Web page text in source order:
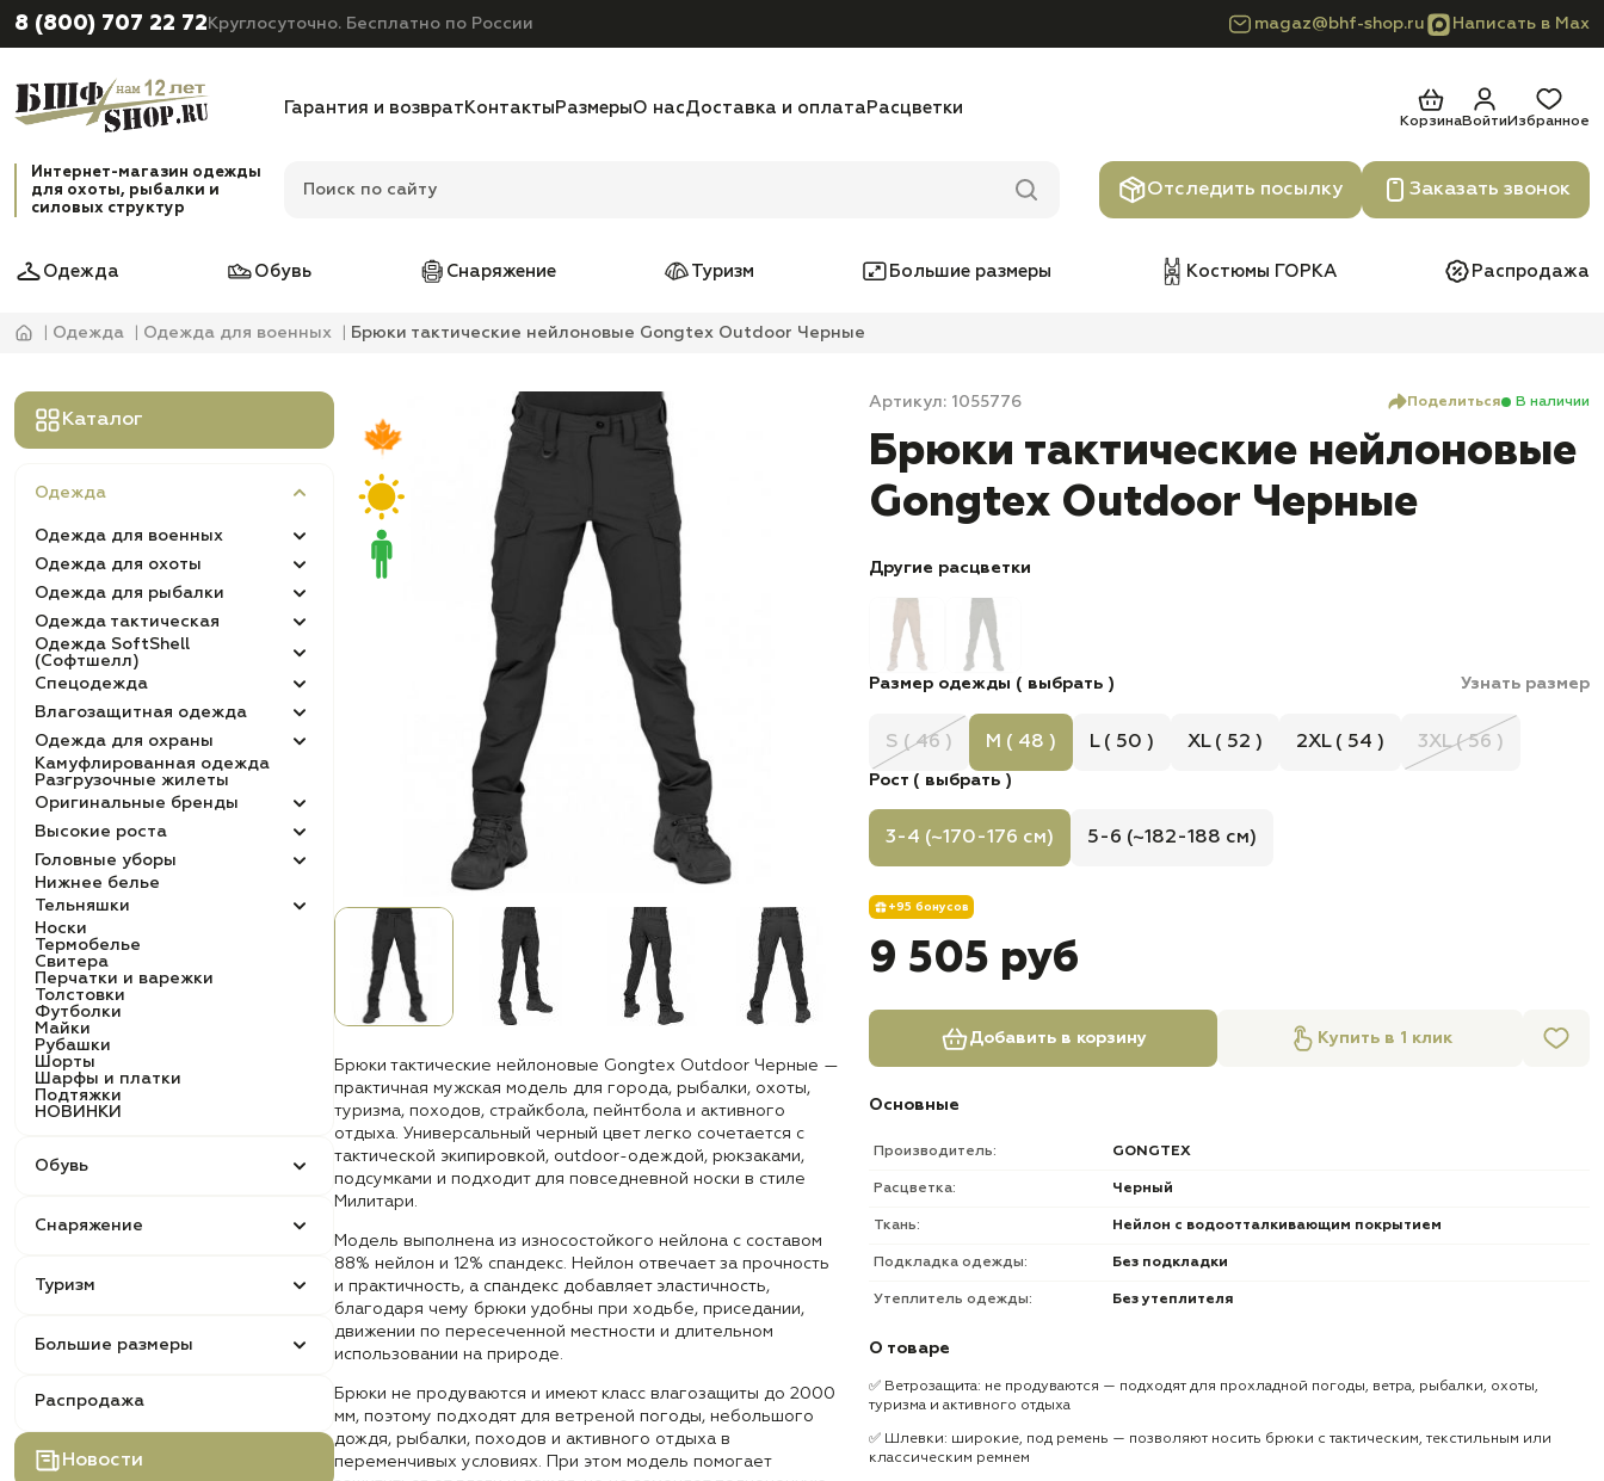
8 (800) 707 22 72 Круглосуточно. Бесплатно по России magaz@bhf-shop.ru Написать в Max
Гарантия и возврат Контакты РазмерыО насДоставка и оплата Расцветки
КорзинаВойти Избранное
Интернет-магазин одежды
для охоты, рыбалки и
силовых структур
Отследить посылку Заказать звонок
Одежда Обувь Снаряжение Туризм Большие размеры Костюмы ГОРКА Распродажа
Одежда Одежда для военных Брюки тактические нейлоновые Gongtex Outdoor Черные
Каталог
Одежда
Одежда для военных
Одежда для охоты
Одежда для рыбалки
Одежда тактическая
Одежда SoftShell
(Софтшелл)
Спецодежда
Влагозащитная одежда
Одежда для охраны
Камуфлированная одежда
Разгрузочные жилеты
Оригинальные бренды
Высокие роста
Головные уборы
Нижнее белье
Тельняшки
Носки
Термобелье
Свитера
Перчатки и варежки
Толстовки
Футболки
Майки
Рубашки
Шорты
Шарфы и платки
Подтяжки
НОВИНКИ
Обувь
Снаряжение
Туризм
Большие размеры
Распродажа
Новости
Брюки тактические нейлоновые Gongtex Outdoor Черные —
практичная мужская модель для города, рыбалки, охоты,
туризма, походов, страйкбола, пейнтбола и активного
отдыха. Универсальный черный цвет легко сочетается с
тактической экипировкой, outdoor-одеждой, рюкзаками,
подсумками и подходит для повседневной носки в стиле
Милитари.
Модель выполнена из износостойкого нейлона с составом
88% нейлон и 12% спандекс. Нейлон отвечает за прочность
и практичность, а спандекс добавляет эластичность,
благодаря чему брюки удобны при ходьбе, приседании,
движении по пересеченной местности и длительном
использовании на природе.
Брюки не продуваются и имеют класс влагозащиты до 2000
мм, поэтому подходят для ветреной погоды, небольшого
дождя, рыбалки, походов и активного отдыха в
переменчивых условиях. При этом модель помогает
Артикул: 1055776 Поделиться В наличии
Брюки тактические нейлоновые
Gongtex Outdoor Черные
Другие расцветки
Размер одежды ( выбрать ) Узнать размер
S ( 46 ) M ( 48 ) L ( 50 ) XL ( 52 ) 2XL ( 54 ) 3XL ( 56 )
Рост ( выбрать )
3-4 (~170-176 см) 5-6 (~182-188 см)
+95 бонусов
9 505 руб
Добавить в корзину Купить в 1 клик
Основные
Производитель: GONGTEX
Расцветка: Черный
Ткань: Нейлон с водоотталкивающим покрытием
Подкладка одежды: Без подкладки
Утеплитель одежды: Без утеплителя
О товаре
✅ Ветрозащита: не продуваются — подходят для прохладной погоды, ветра, рыбалки, охоты,
туризма и активного отдыха
✅ Шлевки: широкие, под ремень — позволяют носить брюки с тактическим, текстильным или
классическим ремнем